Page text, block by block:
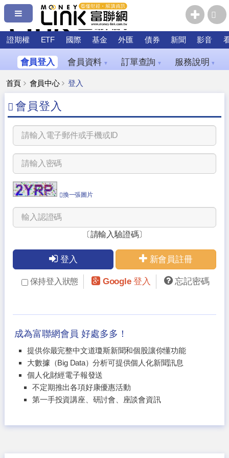
證期權 ETF 國際 基金 外匯 債券 新聞 影音
會員登入 會員資料 ▼ 訂單查詢 ▼ 服務說明 ▼
首頁 會員中心 登入
會員登入
換一張圖片
〔請輸入驗證碼〕
登入 新會員註冊
保持登入狀態 Google 登入 忘記密碼
成為富聯網會員 好處多多！
提供你最完整中文道瓊斯新聞和個股讓你懂功能
大數據（Big Data）分析可提供個人化新聞訊息
個人化財經電子報發送
不定期推出各項好康優惠活動
第一手投資講座、研討會、座談會資訊